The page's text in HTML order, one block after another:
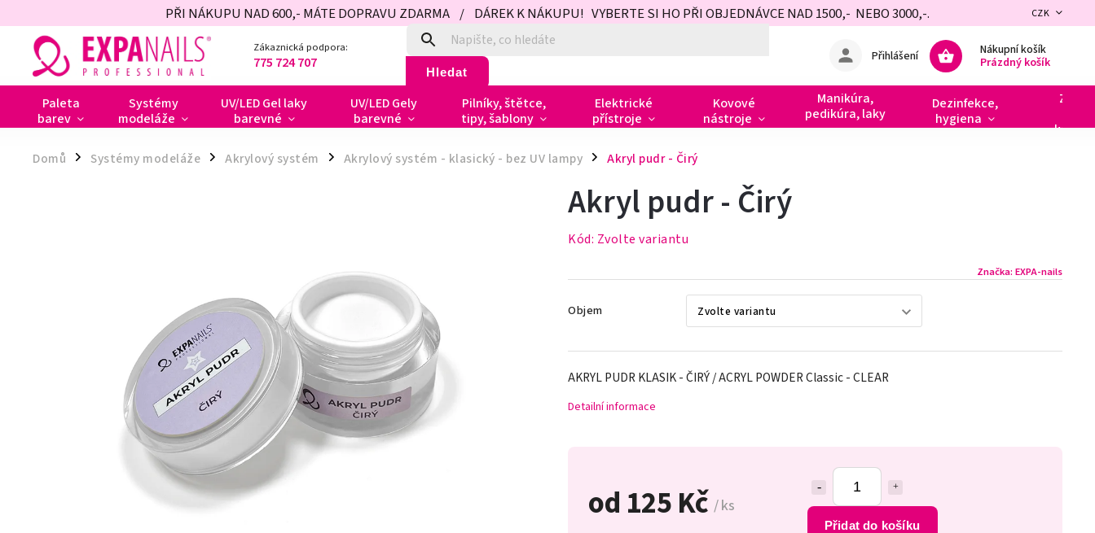
PŘI NÁKUPU NAD 600,- MÁTE DOPRAVU ZDARMA / DÁREK K NÁKUPU! VYBERTE SI HO PŘI OBJEDNÁVCE NAD 1500,- NEBO 3000,-. CZK
Zákaznická podpora:
775 724 707 Hledat
Nákupní košík
Prázdný košík
Přihlášení
Paleta
barev
Systémy
modeláže
UV/LED Gel laky
barevné
UV/LED Gely
barevné
Pilníky, štětce,
tipy, šablony
Elektrické
přístroje
Kovové
nástroje
Manikúra,
pedikúra, laky
Dezinfekce,
hygiena
Domů / Systémy modeláže / Akrylový systém / Akrylový systém - klasický - bez UV lampy / Akryl pudr - Čirý
od 125 Kč / ks
Přidat do košíku
Akryl pudr - Čirý
Kód: Zvolte variantu
Značka: EXPA-nails
Objem
AKRYL PUDR KLASIK - ČIRÝ / ACRYL POWDER Classic - CLEAR
Detailní informace